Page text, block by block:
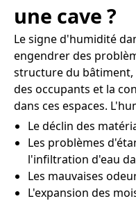
une cave ?
Le signe d'humidité
engendrer des
structure du
des occupants et la
dans ces espaces.
Le déclin des
Les problèmes
l'infiltration d'eau
Les mauvaises
L'expansion des